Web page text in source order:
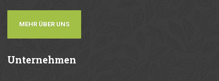
MEHR ÜBER UNS
Unternehmen